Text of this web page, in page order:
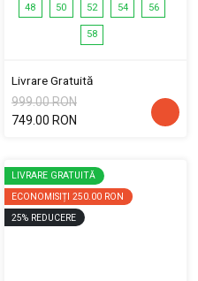
48 50 52 54 56
58
Livrare Gratuită
999.00 RON
749.00 RON
LIVRARE GRATUITĂ
ECONOMISIȚI 250.00 RON
25% REDUCERE